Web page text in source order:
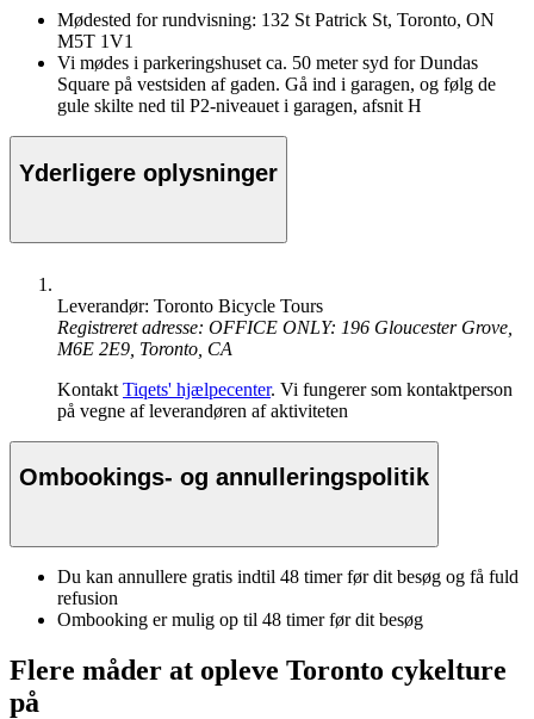
Mødested for rundvisning: 132 St Patrick St, Toronto, ON
M5T 1V1
Vi mødes i parkeringshuset ca. 50 meter syd for Dundas
Square på vestsiden af gaden. Gå ind i garagen, og følg de
gule skilte ned til P2-niveauet i garagen, afsnit H
Yderligere oplysninger
Leverandør: Toronto Bicycle Tours
Registreret adresse: OFFICE ONLY: 196 Gloucester Grove,
M6E 2E9, Toronto, CA
Kontakt Tiqets' hjælpecenter. Vi fungerer som kontaktperson
på vegne af leverandøren af aktiviteten
Ombookings- og annulleringspolitik
Du kan annullere gratis indtil 48 timer før dit besøg og få fuld
refusion
Ombooking er mulig op til 48 timer før dit besøg
Flere måder at opleve Toronto cykelture
på